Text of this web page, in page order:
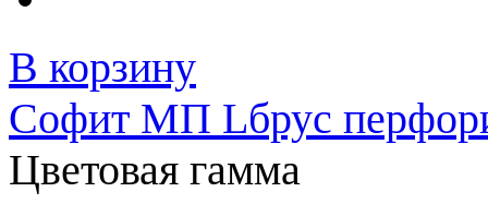
В корзину
Софит МП Lбрус
Цветовая гамма